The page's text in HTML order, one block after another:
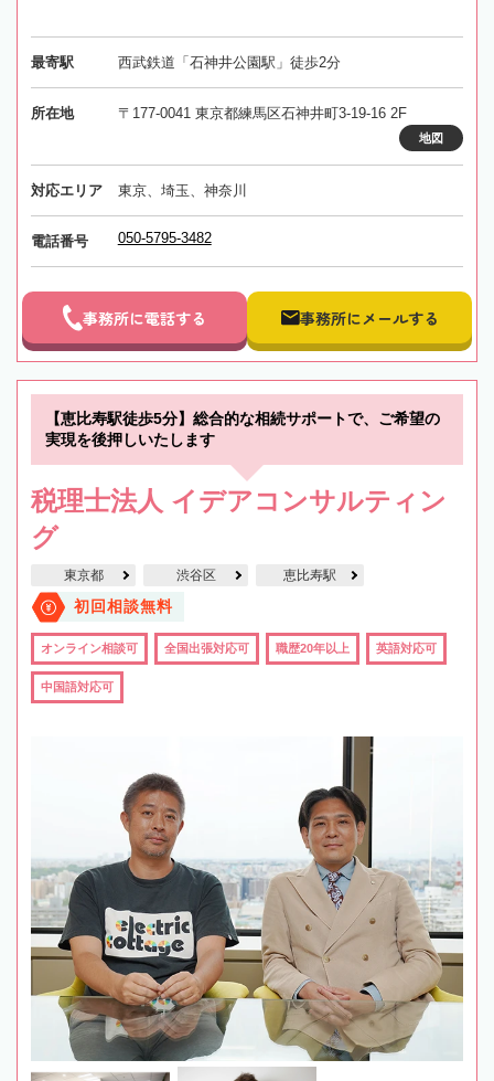
最寄駅 西武鉄道「石神井公園駅」徒歩2分
所在地 〒177-0041 東京都練馬区石神井町3-19-16 2F
地図
対応エリア 東京、埼玉、神奈川
電話番号 050-5795-3482
事務所に電話する 事務所にメールする
【恵比寿駅徒歩5分】総合的な相続サポートで、ご希望の
実現を後押しいたします
税理士法人 イデアコンサルティン
グ
東京都 渋谷区 恵比寿駅
初回相談無料
オンライン相談可 全国出張対応可 職歴20年以上 英語対応可
中国語対応可